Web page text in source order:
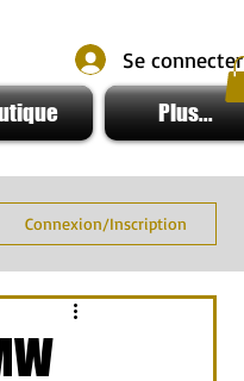
Se connecter
Plus...
Connexion/Inscription